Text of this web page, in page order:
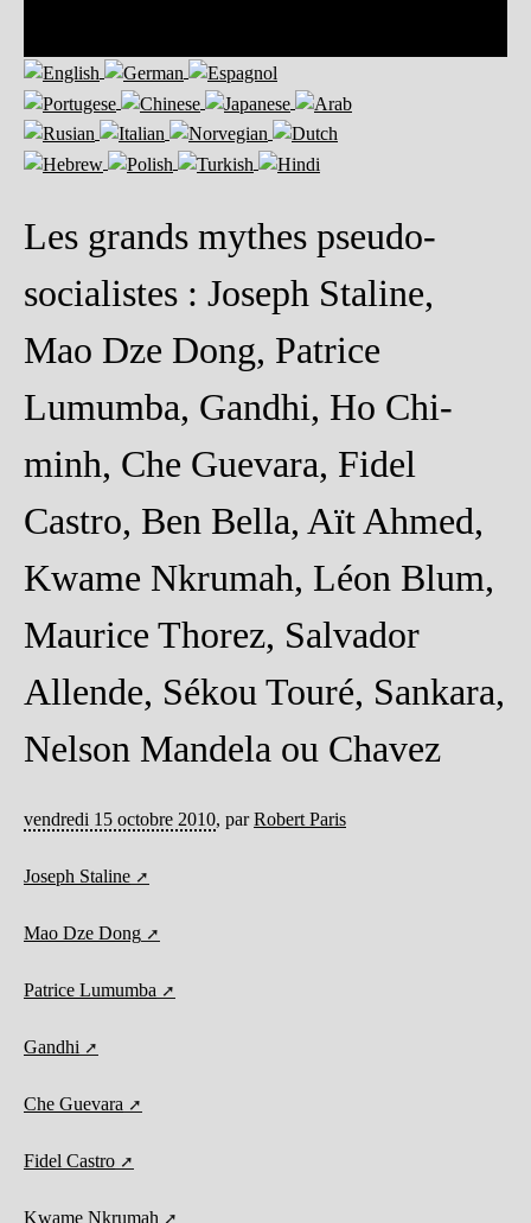
Les grands mythes pseudo-
socialistes : Joseph Staline,
Mao Dze Dong, Patrice
Lumumba, Gandhi, Ho Chi-
minh, Che Guevara, Fidel
Castro, Ben Bella, Aït Ahmed,
Kwame Nkrumah, Léon Blum,
Maurice Thorez, Salvador
Allende, Sékou Touré, Sankara,
Nelson Mandela ou Chavez
vendredi 15 octobre 2010, parRobert Paris
Joseph Staline
Mao Dze Dong
Patrice Lumumba
Gandhi
Che Guevara
Fidel Castro
Kwame Nkrumah